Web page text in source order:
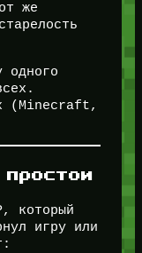
же
одного
(Minecraft,
простои
который
игру или